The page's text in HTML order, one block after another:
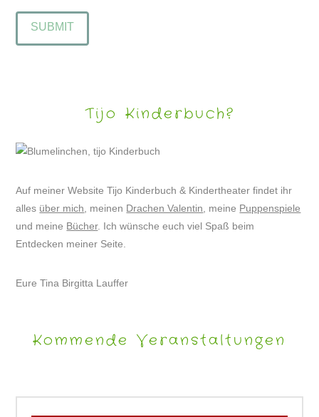
Tijo Kinderbuch?
Auf meiner Website Tijo Kinderbuch & Kindertheater findet ihr
alles über mich , meinen Drachen Valentin , meine Puppenspiele
und meine Bücher. Ich wünsche euch viel Spaß beim
Entdecken meiner Seite.
Eure Tina Birgitta Lauffer
Kommende Veranstaltungen